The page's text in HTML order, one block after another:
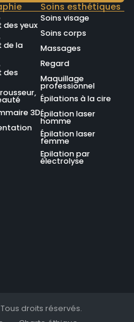
yeux
de la
des
3D
Soins esthétiques
Soins visage
Soins corps
Massages
Regard
Maquillage
professionnel
Épilations à la cire
Épilation laser
homme
Épilation laser
femme
Epilation par
électrolyse
droits réservés.